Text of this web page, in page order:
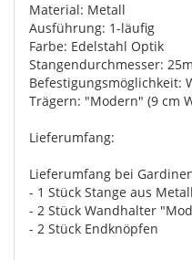
Material: Metall
Ausführung: 1-läufig
Farbe: Edelstahl Optik
Stangendurchmesser:
Befestigungsmöglichkeit:
Trägern: "Modern" (9 cm
Lieferumfang:
Lieferumfang bei
- 1 Stück Stange aus
- 2 Stück Wandhalter
- 2 Stück Endknöpfen